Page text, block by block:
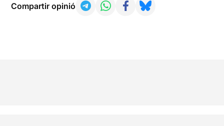
Compartir opinió